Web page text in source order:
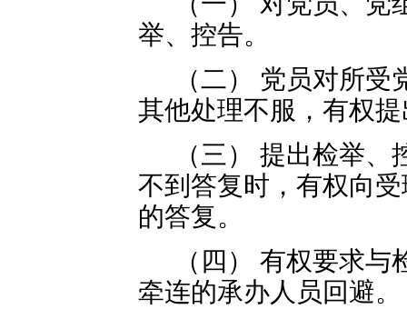
举、控告。
（二） 党员对所
其他处理不服，有权
（三） 提出检举
不到答复时，有权向
的答复。
（四） 有权要求
牵连的承办人员回避。